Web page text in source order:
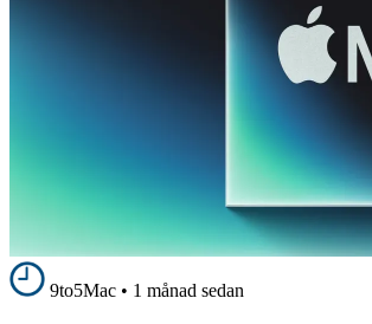
9to5Mac • 1 månad sedan